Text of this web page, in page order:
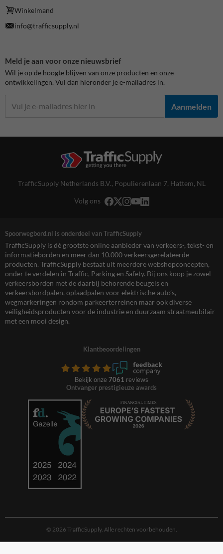
Winkelmand
info@trafficsupply.nl
Meld je aan voor onze nieuwsbrief
Wil je op de hoogte blijven van onze producten en onze
ontwikkelingen. Vul dan hieronder je e-mailadres in.
Aanmelden
TrafficSupply Netherlands B.V., Populierenlaan 7, Hattem, NL
Volg ons
Spoorwegbord.nl is onderdeel van TrafficSupply
TrafficSupply is dé grootste online aanbieder van verkeers-, tekst- en
informatieborden en meer dan 10.000 verkeersgerelateerde
producten. TrafficSupply bestaat uit meerdere webshopconcepten,
onder te verdelen in Traffic, Parking en Safety. Bij ons koop je zowel
verkeersborden met de daarbij behorende beugels en
verkeersbordpalen, oplaadpalen voor elektrische auto’s,
wegmarkeringen rondom parkeerterreinen maar ook diverse
veiligheidsproducten voor de industrie en duurzaam straatmeubilair
met een mooi design.
Klantbeoordelingen
Bekijk onze 7061 reviews
Ontvanger prestigieuze awards
© 2026 TrafficSupply. Alle rechten voorbehouden.